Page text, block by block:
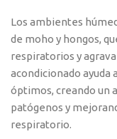
Los ambientes
de moho y hongos,
respiratorios y
acondicionado ayuda
óptimos, creando un
patógenos y
respiratorio.